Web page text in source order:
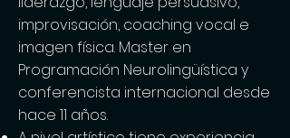
improvisación, coaching vocal e
imagen física. Master en
Programación Neurolingüística y
conferencista internacional desde
hace 11 años.